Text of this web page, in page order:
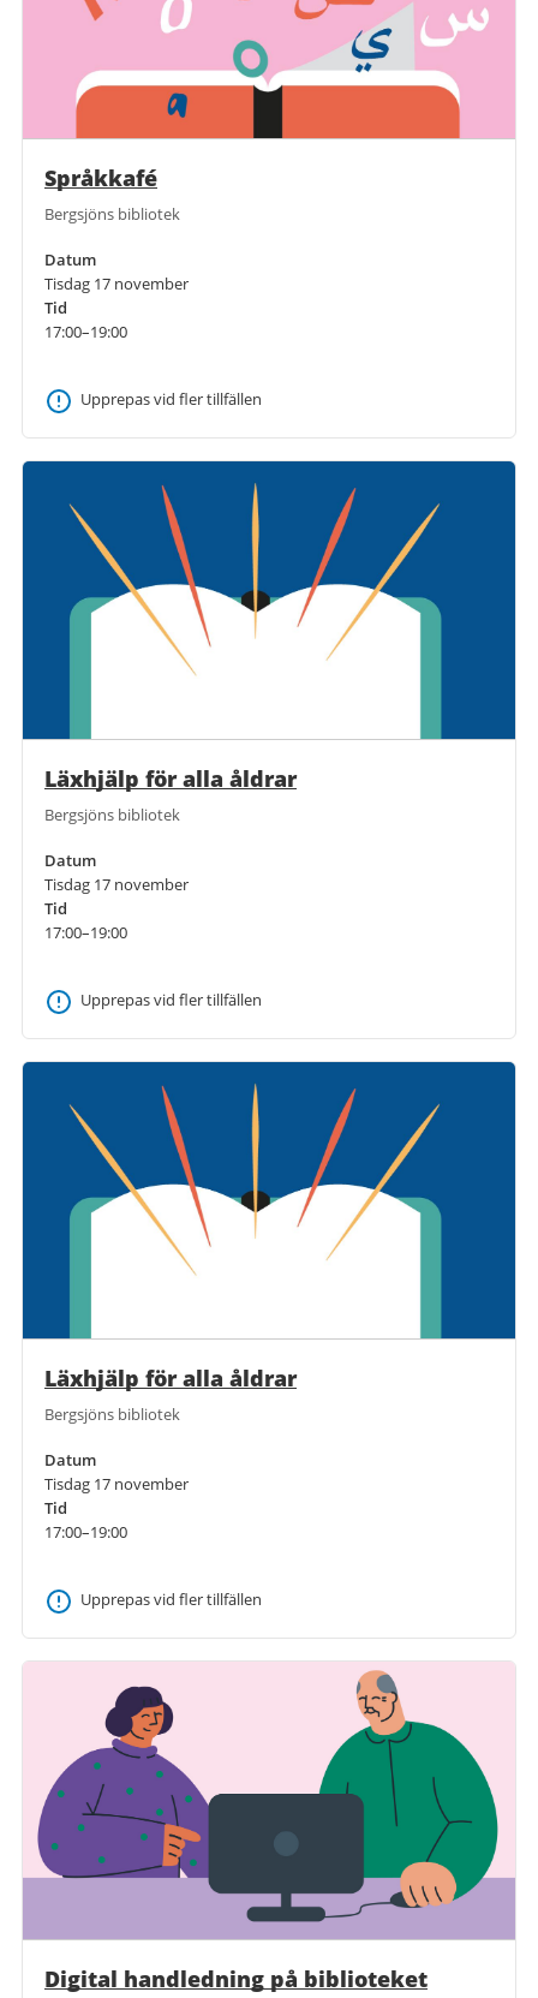
Språkkafé
Bergsjöns bibliotek
Datum
Tisdag 17 november
Tid
17:00–19:00
Upprepas vid fler tillfällen
Läxhjälp för alla åldrar
Bergsjöns bibliotek
Datum
Tisdag 17 november
Tid
17:00–19:00
Upprepas vid fler tillfällen
Läxhjälp för alla åldrar
Bergsjöns bibliotek
Datum
Tisdag 17 november
Tid
17:00–19:00
Upprepas vid fler tillfällen
Digital handledning på biblioteket